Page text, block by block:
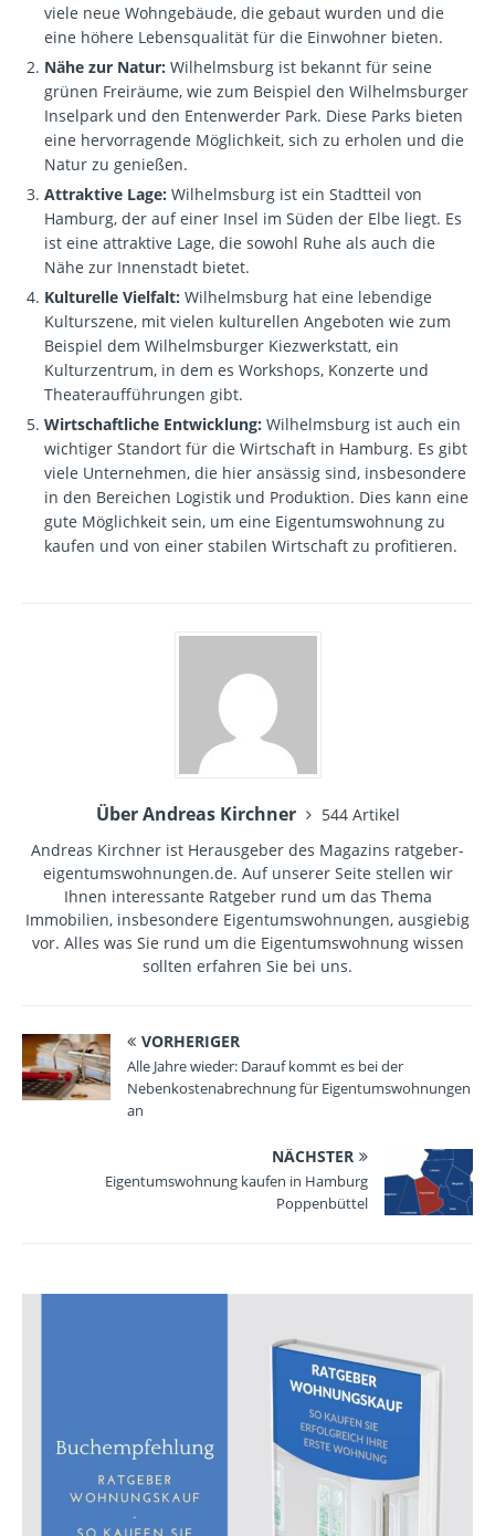
viele neue Wohngebäude, die gebaut wurden und die
eine höhere Lebensqualität für die Einwohner bieten.
Nähe zur Natur: Wilhelmsburg ist bekannt für seine
grünen Freiräume, wie zum Beispiel den Wilhelmsburger
Inselpark und den Entenwerder Park. Diese Parks bieten
eine hervorragende Möglichkeit, sich zu erholen und die
Natur zu genießen.
Attraktive Lage: Wilhelmsburg ist ein Stadtteil von
Hamburg, der auf einer Insel im Süden der Elbe liegt. Es
ist eine attraktive Lage, die sowohl Ruhe als auch die
Nähe zur Innenstadt bietet.
Kulturelle Vielfalt: Wilhelmsburg hat eine lebendige
Kulturszene, mit vielen kulturellen Angeboten wie zum
Beispiel dem Wilhelmsburger Kiezwerkstatt, ein
Kulturzentrum, in dem es Workshops, Konzerte und
Theateraufführungen gibt.
Wirtschaftliche Entwicklung: Wilhelmsburg ist auch ein
wichtiger Standort für die Wirtschaft in Hamburg. Es gibt
viele Unternehmen, die hier ansässig sind, insbesondere
in den Bereichen Logistik und Produktion. Dies kann eine
gute Möglichkeit sein, um eine Eigentumswohnung zu
kaufen und von einer stabilen Wirtschaft zu profitieren.
Über Andreas Kirchner
544 Artikel
Andreas Kirchner ist Herausgeber des Magazins ratgeber-
eigentumswohnungen.de. Auf unserer Seite stellen wir
Ihnen interessante Ratgeber rund um das Thema
Immobilien, insbesondere Eigentumswohnungen, ausgiebig
vor. Alles was Sie rund um die Eigentumswohnung wissen
sollten erfahren Sie bei uns.
VORHERIGER
Alle Jahre wieder: Darauf kommt es bei der
Nebenkostenabrechnung für Eigentumswohnungen
an
NÄCHSTER
Eigentumswohnung kaufen in Hamburg
Poppenbüttel